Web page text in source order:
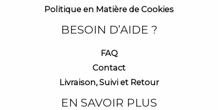
Politique en Matière de Cookies
BESOIN D’AIDE ?
FAQ
Contact
Livraison, Suivi et Retour
EN SAVOIR PLUS